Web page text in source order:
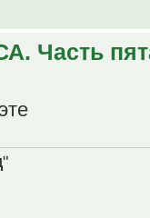
Часть
"